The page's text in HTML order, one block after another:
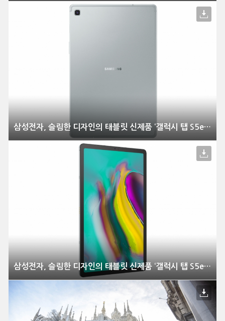
삼성전자, 슬림한 디자인의 태블릿 신제품 ‘갤럭시 탭 S5e’ 공개
삼성전자, 슬림한 디자인의 태블릿 신제품 ‘갤럭시 탭 S5e’ 공개